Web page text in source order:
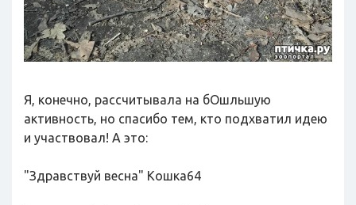
Я, конечно, рассчитывала на бОшльшую
активность, но спасибо тем, кто подхватил идею
и участвовал! А это:
"Здравствуй весна" Кошка64